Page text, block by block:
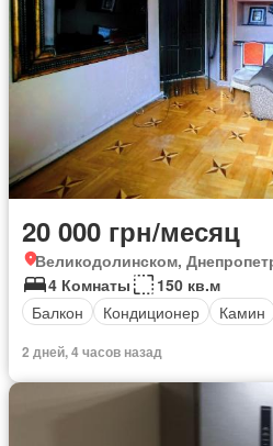
20 000 грн/месяц
Великодолинском,
4 Комнаты
150 кв.м
Балкон
Кондиционер Камин
2 дней, 4 часов назад